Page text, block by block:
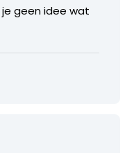
geen idee wat